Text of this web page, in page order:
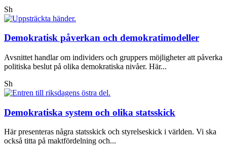
Sh
Demokratisk påverkan och demokratimodeller
Avsnittet handlar om individers och gruppers möjligheter att påverka
politiska beslut på olika demokratiska nivåer. Här...
Sh
Demokratiska system och olika statsskick
Här presenteras några statsskick och styrelseskick i världen. Vi ska
också titta på maktfördelning och...